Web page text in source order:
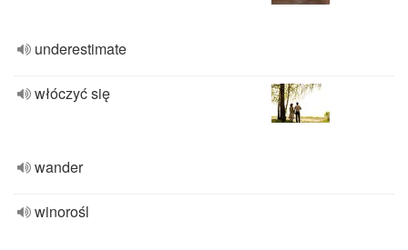
underestimate
włóczyć się
wander
winorośl